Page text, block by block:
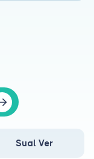
Sual Ver